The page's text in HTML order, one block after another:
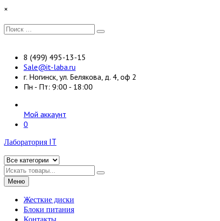
Перейти
содержимому
×
Искать:
Поиск
8 (499) 495-13-15
Sale@it-laba.ru
г. Ногинск, ул. Белякова, д. 4, оф 2
Пн - Пт: 9:00 - 18:00
Мой аккаунт
0
Лаборатория IT
Искать
Меню
Жесткие диски
Блоки питания
Контакты